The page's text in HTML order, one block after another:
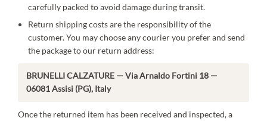
carefully packed to avoid damage during transit.
Return shipping costs are the responsibility of the
customer. You may choose any courier you prefer and send
the package to our return address:
BRUNELLI CALZATURE — Via Arnaldo Fortini 18 —
06081 Assisi (PG), Italy
Once the returned item has been received and inspected, a